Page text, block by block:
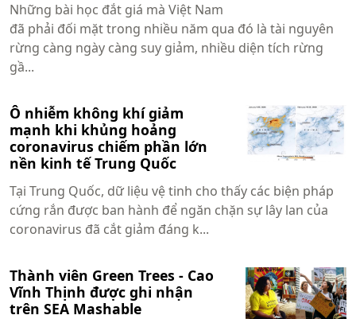
Những bài học đắt giá mà Việt Nam
đã phải đối mặt trong nhiều năm qua đó là tài nguyên
rừng càng ngày càng suy giảm, nhiều diện tích rừng
gầ...
Ô nhiễm không khí giảm
mạnh khi khủng hoảng
coronavirus chiếm phần lớn
nền kinh tế Trung Quốc
Tại Trung Quốc, dữ liệu vệ tinh cho thấy các biện pháp
cứng rắn được ban hành để ngăn chặn sự lây lan của
coronavirus đã cắt giảm đáng k...
Thành viên Green Trees - Cao
Vĩnh Thịnh được ghi nhận
trên SEA Mashable